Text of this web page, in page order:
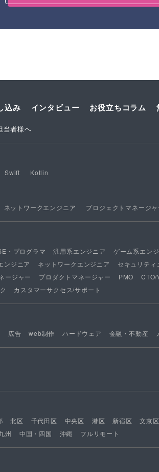
込み インタビュー お役立ちコラム
当者様へ
Swift Kotlin
ネットワークエンジニア プロジェクトマネージャ
・プログラマ 汎用系エンジニア ゲーム系エン
ンジニア ネットワークエンジニア セキュリティ
ージャー プロダクトマネージャー PMO CTO/
カスタマーサクセス/サポート
広告 web制作 ハードウェア 金融・不動産
北区 千代田区 中央区 港区 新宿区 文京区
州 中国・四国 沖縄 フルリモート